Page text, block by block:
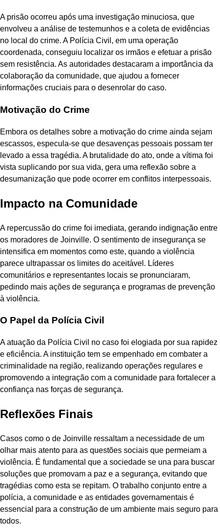
A prisão ocorreu após uma investigação minuciosa, que
envolveu a análise de testemunhos e a coleta de evidências
no local do crime. A Polícia Civil, em uma operação
coordenada, conseguiu localizar os irmãos e efetuar a prisão
sem resistência. As autoridades destacaram a importância da
colaboração da comunidade, que ajudou a fornecer
informações cruciais para o desenrolar do caso.
Motivação do Crime
Embora os detalhes sobre a motivação do crime ainda sejam
escassos, especula-se que desavenças pessoais possam ter
levado a essa tragédia. A brutalidade do ato, onde a vítima foi
vista suplicando por sua vida, gera uma reflexão sobre a
desumanização que pode ocorrer em conflitos interpessoais.
Impacto na Comunidade
A repercussão do crime foi imediata, gerando indignação entre
os moradores de Joinville. O sentimento de insegurança se
intensifica em momentos como este, quando a violência
parece ultrapassar os limites do aceitável. Líderes
comunitários e representantes locais se pronunciaram,
pedindo mais ações de segurança e programas de prevenção
à violência.
O Papel da Polícia Civil
A atuação da Polícia Civil no caso foi elogiada por sua rapidez
e eficiência. A instituição tem se empenhado em combater a
criminalidade na região, realizando operações regulares e
promovendo a integração com a comunidade para fortalecer a
confiança nas forças de segurança.
Reflexões Finais
Casos como o de Joinville ressaltam a necessidade de um
olhar mais atento para as questões sociais que permeiam a
violência. É fundamental que a sociedade se una para buscar
soluções que promovam a paz e a segurança, evitando que
tragédias como esta se repitam. O trabalho conjunto entre a
polícia, a comunidade e as entidades governamentais é
essencial para a construção de um ambiente mais seguro para
todos.